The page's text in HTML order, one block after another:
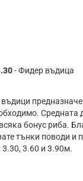
- Фидер въдица
въдици
Средната
бонус риба.
тънки поводи и
3.60 и 3.90м.